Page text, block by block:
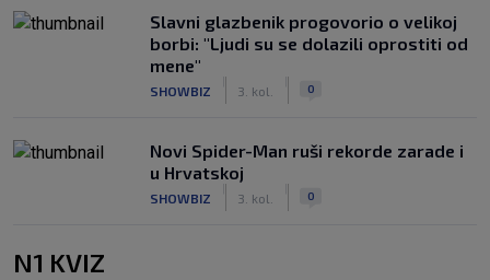
Slavni glazbenik progovorio o velikoj
borbi: "Ljudi su se dolazili oprostiti od
mene"
SHOWBIZ 3. kol. 0
Novi Spider-Man ruši rekorde zarade i
u Hrvatskoj
SHOWBIZ 3. kol. 0
N1 KVIZ